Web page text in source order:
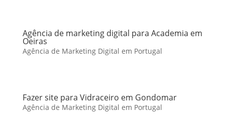
Agência de marketing digital para Academia em
Oeiras
Agência de Marketing Digital em Portugal
Fazer site para Vidraceiro em Gondomar
Agência de Marketing Digital em Portugal